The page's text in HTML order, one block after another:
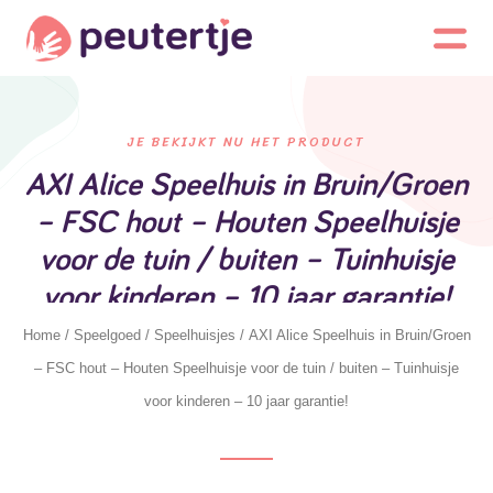
JE BEKIJKT NU HET PRODUCT
AXI Alice Speelhuis in Bruin/Groen
– FSC hout – Houten Speelhuisje
voor de tuin / buiten – Tuinhuisje
voor kinderen – 10 jaar garantie!
Home/ Speelgoed / Speelhuisjes / AXI Alice Speelhuis in Bruin/Groen
– FSC hout – Houten Speelhuisje voor de tuin / buiten – Tuinhuisje
voor kinderen – 10 jaar garantie!